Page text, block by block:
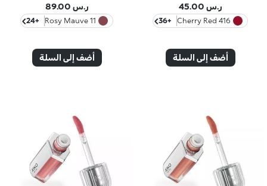
ر.س 45.00
416 Cherry Red
+36
أضف إلى السلة
ر.س 89.00
11 Rosy Mauve
+24
أضف إلى السلة